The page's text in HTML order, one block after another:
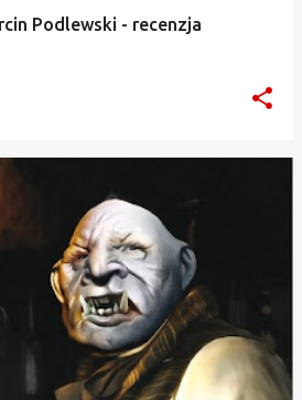
Podlewski - recenzja